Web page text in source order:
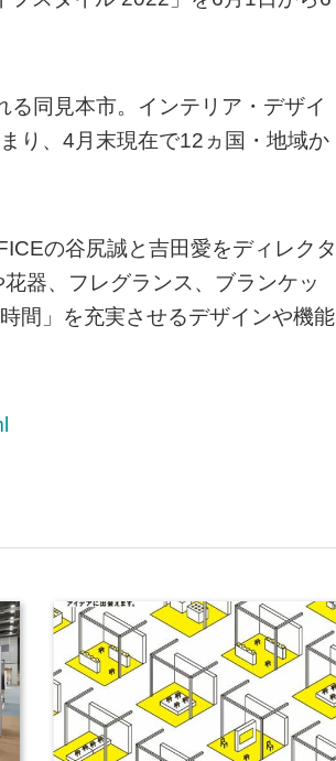
同見本市。インテリア・デザイ
り、4月末現在で12ヵ国・地域か
の谷尻誠と吉田愛をディレクタ
器、フレグランス、ブランケッ
間」を充実させるデザインや機能